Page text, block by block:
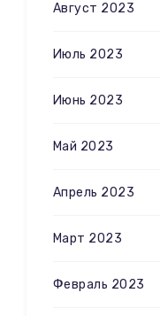
Август 2023
Июль 2023
Июнь 2023
Май 2023
Апрель 2023
Март 2023
Февраль 2023